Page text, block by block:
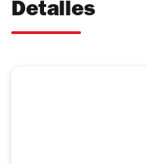
Detalles